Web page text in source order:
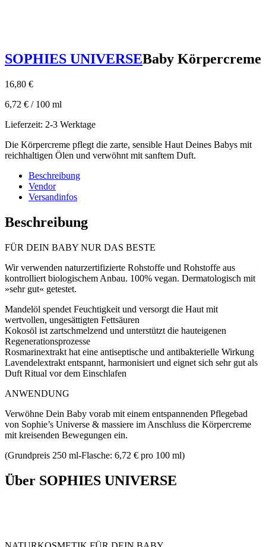
SOPHIES UNIVERSEBaby Körpercreme
16,80 €
6,72 € / 100 ml
Lieferzeit: 2-3 Werktage
Die Körpercreme pflegt die zarte, sensible Haut Deines Babys mit
reichhaltigen Ölen und verwöhnt mit sanftem Duft.
Beschreibung
Vendor
Versandinfos
Beschreibung
FÜR DEIN BABY NUR DAS BESTE
Wir verwenden naturzertifizierte Rohstoffe und Rohstoffe aus
kontrolliert biologischem Anbau. 100% vegan. Dermatologisch mit
»sehr gut« getestet.
Mandelöl spendet Feuchtigkeit und versorgt die Haut mit
wertvollen, ungesättigten Fettsäuren
Kokosöl ist zartschmelzend und unterstützt die hauteigenen
Regenerationsprozesse
Rosmarinextrakt hat eine antiseptische und antibakterielle Wirkung
Lavendelextrakt entspannt, harmonisiert und eignet sich sehr gut als
Duft Ritual vor dem Einschlafen
ANWENDUNG
Verwöhne Dein Baby vorab mit einem entspannenden Pflegebad
von Sophie’s Universe & massiere im Anschluss die Körpercreme
mit kreisenden Bewegungen ein.
(Grundpreis 250 ml-Flasche: 6,72 € pro 100 ml)
Über SOPHIES UNIVERSE